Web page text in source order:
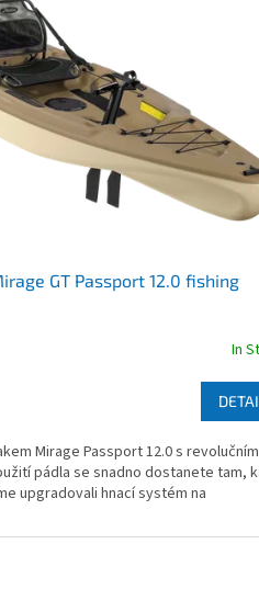
GT Passport 12.0 fishing
In
Mirage Passport 12.0 s revolučním
pádla se snadno dostanete tam,
upgradovali hnací systém na